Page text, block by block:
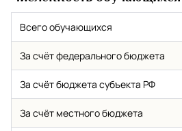
Всего обучающихся
За счёт федерального бюджета
За счёт бюджета субъекта РФ
За счёт местного бюджета